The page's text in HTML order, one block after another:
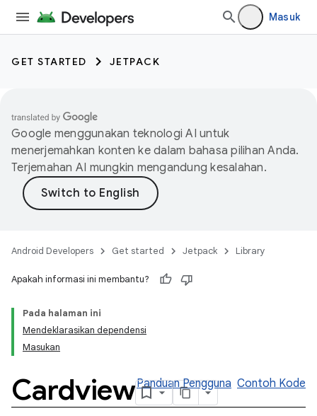
Masuk
GET STARTED JETPACK
Google menggunakan teknologi AI untuk
menerjemahkan konten ke dalam bahasa pilihan Anda.
Terjemahan AI mungkin mengandung kesalahan.
Android Developers Get started Jetpack Library
Apakah informasi ini membantu?
Pada halaman ini
Mendeklarasikan dependensi
Masukan
CardviewPanduan Pengguna Contoh Kode